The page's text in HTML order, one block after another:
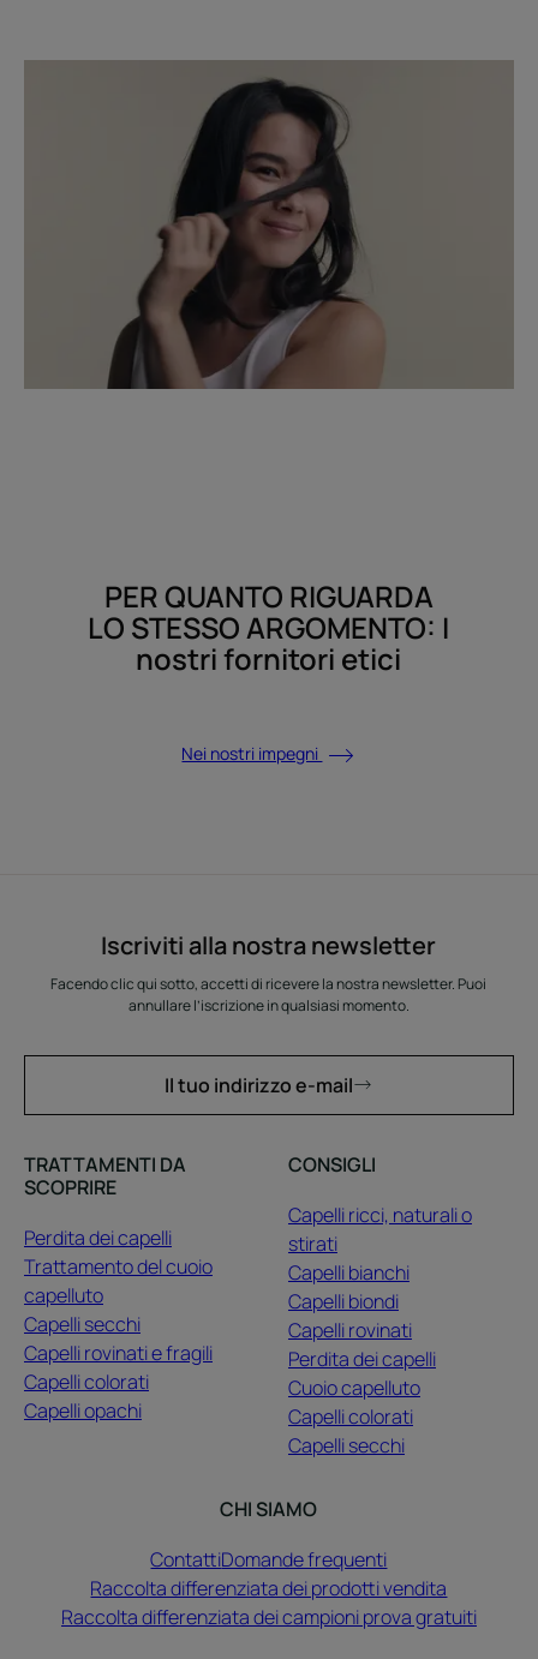
PER QUANTO RIGUARDA
LO STESSO ARGOMENTO: I
nostri fornitori etici
Nei nostri impegni
Iscriviti alla nostra newsletter
Facendo clic qui sotto, accetti di ricevere la nostra newsletter. Puoi
annullare l’iscrizione in qualsiasi momento.
Il tuo indirizzo e-mail
TRATTAMENTI DA
SCOPRIRE
Perdita dei capelli
Trattamento del cuoio
capelluto
Capelli secchi
Capelli rovinati e fragili
Capelli colorati
Capelli opachi
CONSIGLI
Capelli ricci, naturali o
stirati
Capelli bianchi
Capelli biondi
Capelli rovinati
Perdita dei capelli
Cuoio capelluto
Capelli colorati
Capelli secchi
CHI SIAMO
ContattiDomande frequenti
Raccolta differenziata dei prodotti vendita
Raccolta differenziata dei campioni prova gratuiti